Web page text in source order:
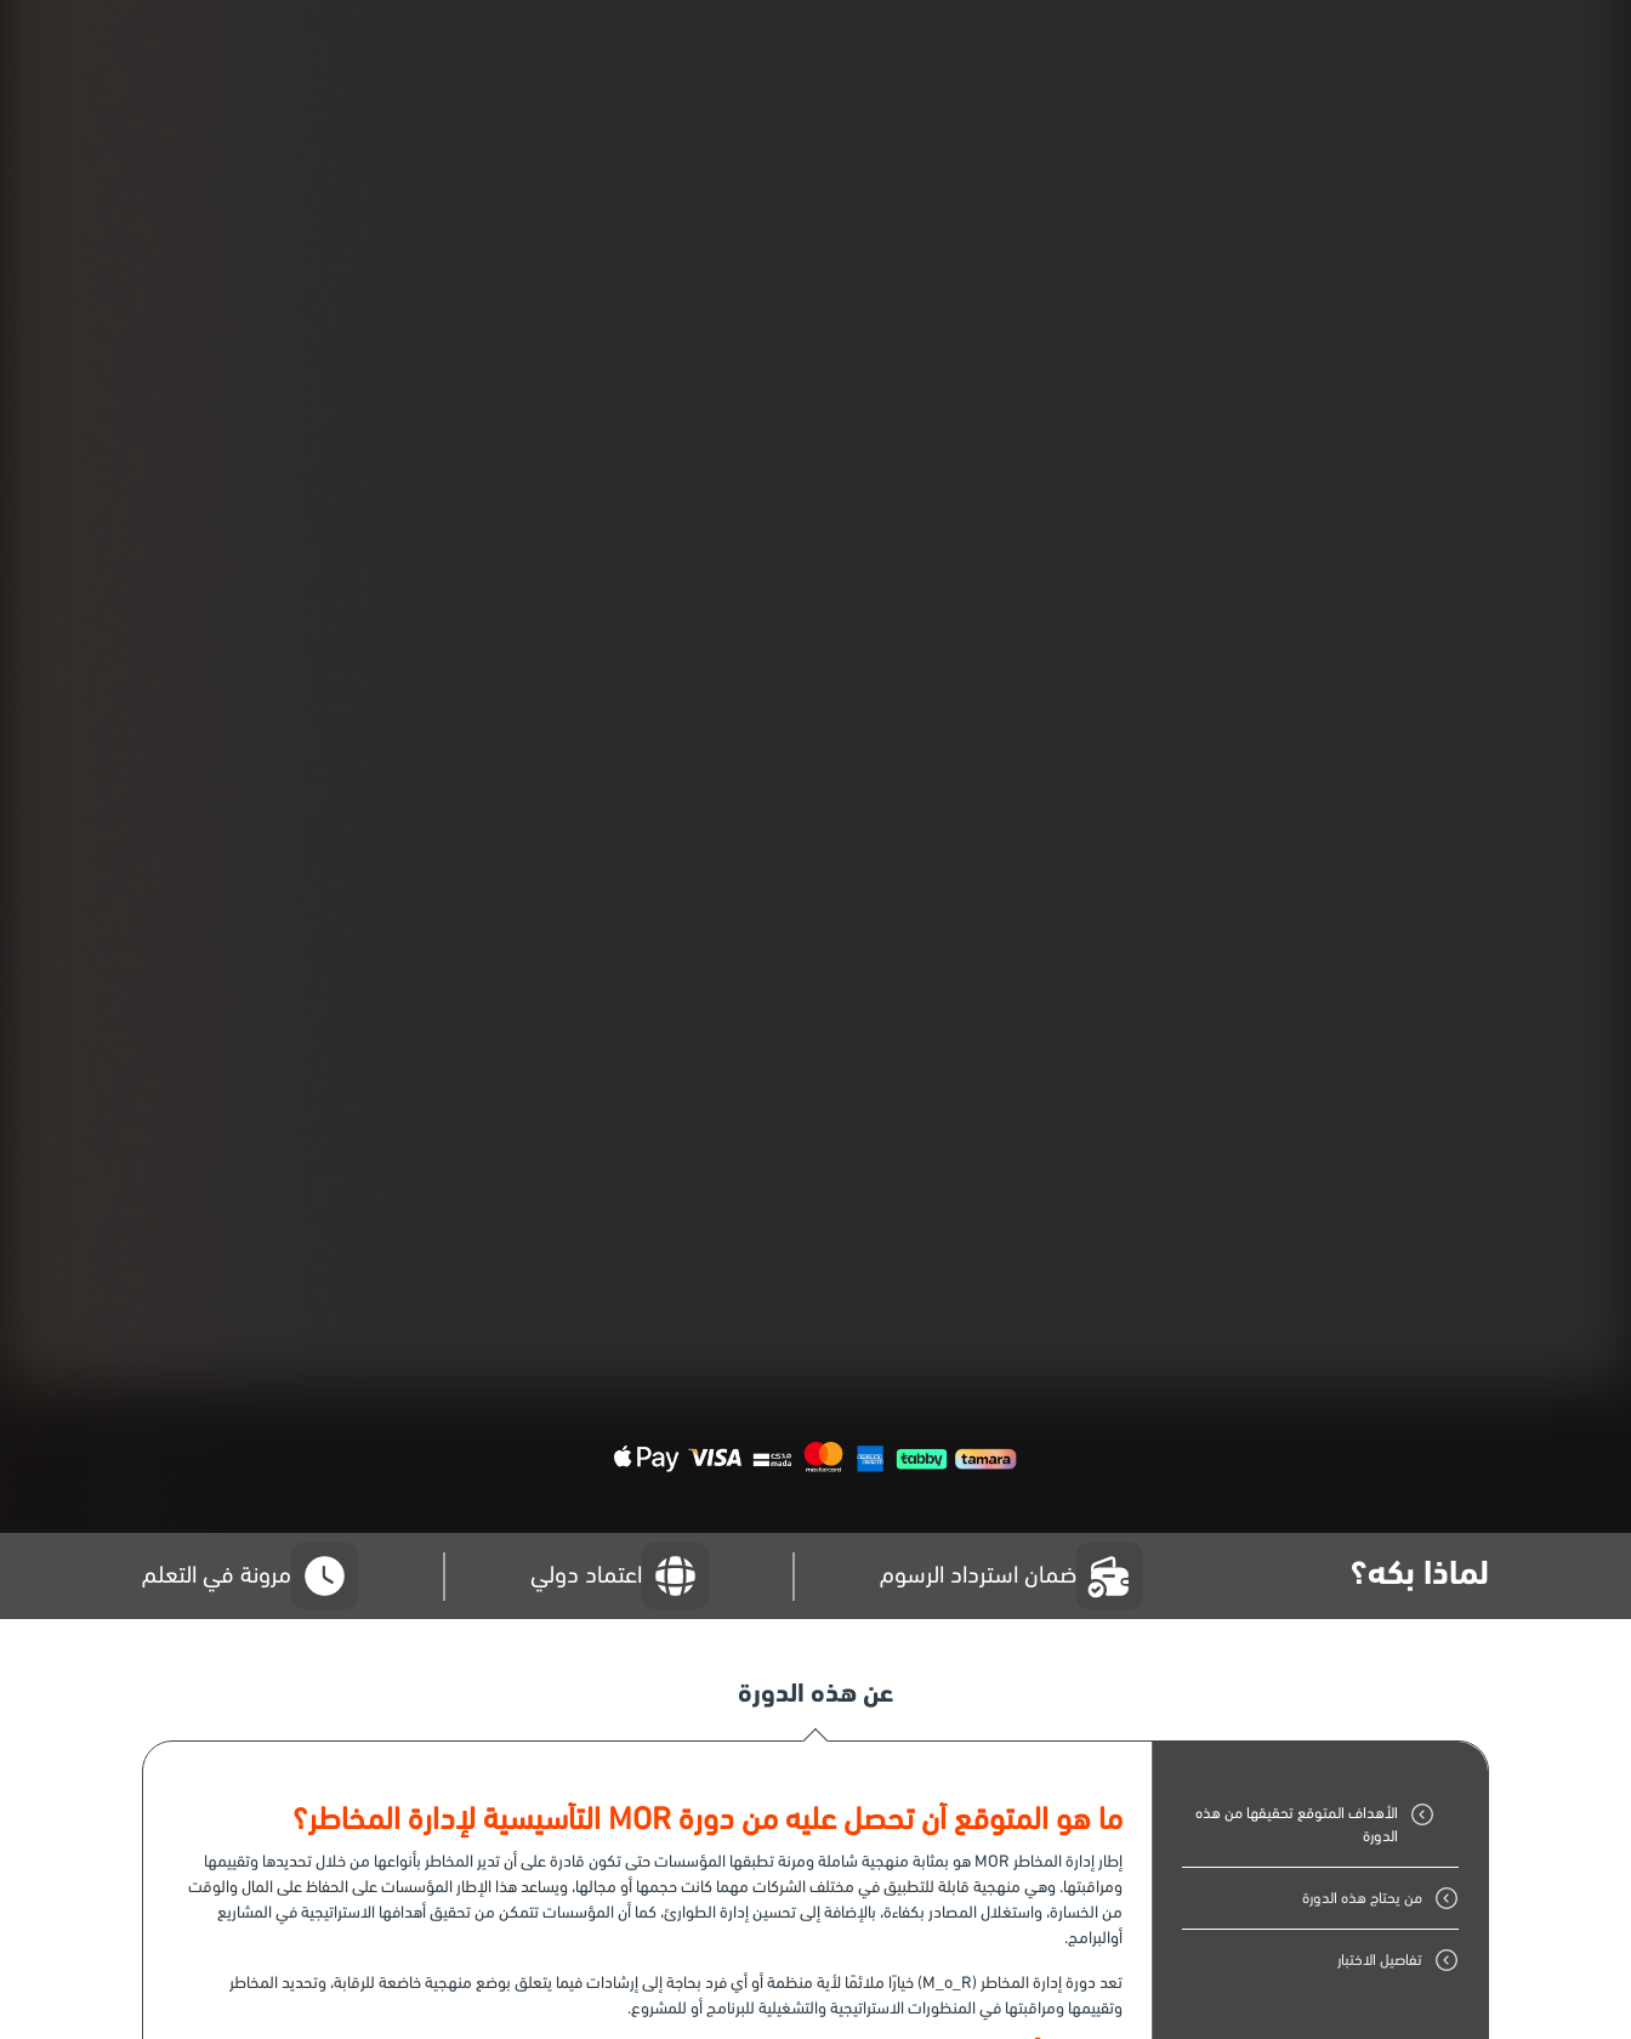
لماذا بكه؟ ضمان استرداد الرسوم اعتماد دولي مرونة في التعلم
عن هذه الدورة
الأهداف المتوقع تحقيقها من هذه
الدورة
من يحتاج هذه الدورة
تفاصيل الاختبار
ما هو المتوقع أن تحصل عليه من دورة MOR التأسيسية لإدارة المخاطر؟
إطار إدارة المخاطر MOR هو بمثابة منهجية شاملة ومرنة تطبقها المؤسسات حتى تكون قادرة على أن تدير المخاطر بأنواعها من خلال تحديدها وتقييمها
ومراقبتها. وهي منهجية قابلة للتطبيق في مختلف الشركات مهما كانت حجمها أو مجالها، ويساعد هذا الإطار المؤسسات على الحفاظ على المال والوقت
من الخسارة، واستغلال المصادر بكفاءة، بالإضافة إلى تحسين إدارة الطوارئ، كما أن المؤسسات تتمكن من تحقيق أهدافها الاستراتيجية في المشاريع
أوالبرامج.
تعد دورة إدارة المخاطر (M_o_R) خيارًا ملائمًا لأية منظمة أو أي فرد بحاجة إلى إرشادات فيما يتعلق بوضع منهجية خاضعة للرقابة، وتحديد المخاطر
وتقييمها ومراقبتها في المنظورات الاستراتيجية والتشغيلية للبرنامج أو للمشروع.